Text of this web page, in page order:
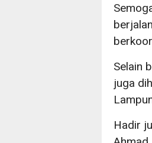
Selain
juga
Hadir